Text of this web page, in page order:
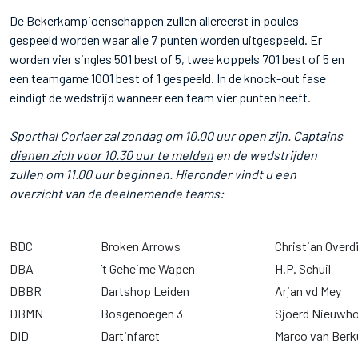
De Bekerkampioenschappen zullen allereerst in poules
gespeeld worden waar alle 7 punten worden uitgespeeld. Er
worden vier singles 501 best of 5, twee koppels 701 best of 5 en
een teamgame 1001 best of 1 gespeeld. In de knock-out fase
eindigt de wedstrijd wanneer een team vier punten heeft.
Sporthal Corlaer zal zondag om 10.00 uur open zijn. Captains
dienen zich voor 10.30 uur te melden en de wedstrijden
zullen om 11.00 uur beginnen. Hieronder vindt u een
overzicht van de deelnemende teams:
BDC Broken Arrows
Christian
DBA
’t Geheime Wapen
H.P. Schuil
DBBR
Dartshop Leiden
Arjan vd Mey
DBMN
Bosgenoegen 3
Sjoerd
DID
Dartinfarct
Marco van